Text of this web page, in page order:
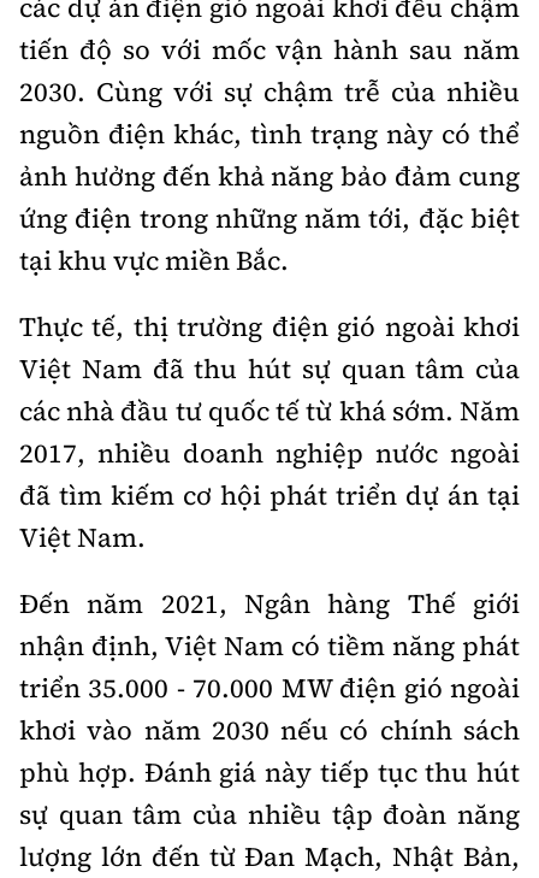
Tổng biên tập:Nguyễn Thị Hồng Nga
Phó Tổng biên tập:Nguyễn Sơn Tùng,
Nguyễn Đức Thắng, La Đức Hùng
Hotline:
0901 514 799
Quảng cáo và Phát hành:
0915 057 282
Email:bandoc@baoxaydung.vn
Cấm sao chép dưới mọi hình thức nếu không có sự
chấp thuận bằng văn bản.
Thông tin tòa
soạn
các dự án điện gió ngoài khơi đều chậm
tiến độ so với mốc vận hành sau năm
2030. Cùng với sự chậm trễ của nhiều
nguồn điện khác, tình trạng này có thể
ảnh hưởng đến khả năng bảo đảm cung
ứng điện trong những năm tới, đặc biệt
tại khu vực miền Bắc.
Thực tế, thị trường điện gió ngoài khơi
Việt Nam đã thu hút sự quan tâm của
các nhà đầu tư quốc tế từ khá sớm. Năm
2017, nhiều doanh nghiệp nước ngoài
đã tìm kiếm cơ hội phát triển dự án tại
Việt Nam.
Đến năm 2021, Ngân hàng Thế giới
nhận định, Việt Nam có tiềm năng phát
triển 35.000 - 70.000 MW điện gió ngoài
khơi vào năm 2030 nếu có chính sách
phù hợp. Đánh giá này tiếp tục thu hút
sự quan tâm của nhiều tập đoàn năng
lượng lớn đến từ Đan Mạch, Nhật Bản,